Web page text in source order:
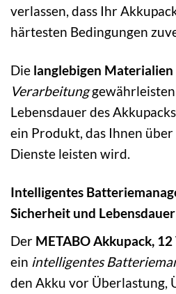
verlassen, dass Ihr
härtesten Bedingungen
Die langlebigen Materialien
Verarbeitung
Lebensdauer des
ein Produkt, das Ihnen
Dienste leisten wird.
Intelligentes
Sicherheit und Lebensdauer
Der METABO Akkupack, 12
ein intelligentes
den Akku vor Überlastung,